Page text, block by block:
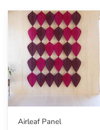
Airleaf Panel